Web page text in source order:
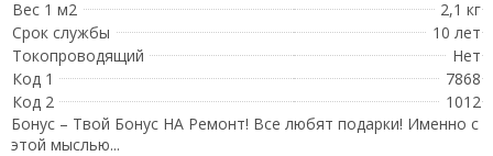
Вес 1 м2
2,1 кг
Срок службы
10 лет
Токопроводящий
Нет
Код 1
7868
Код 2
1012
Бонус – Твой Бонус НА Ремонт! Все любят подарки! Именно с
этой мыслью...